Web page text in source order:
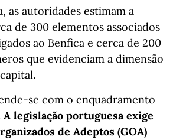
as autoridades estimam a
de 300 elementos associados
ao Benfica e cerca de 200
que evidenciam a dimensão
se com o enquadramento
A legislação portuguesa exige
de Adeptos (GOA)